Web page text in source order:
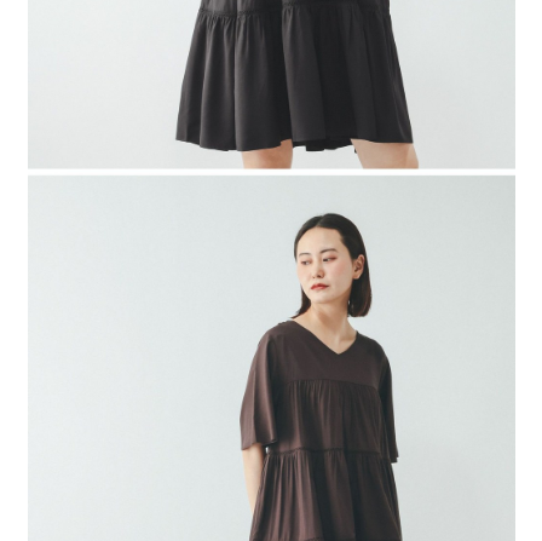
2.基於同意付款使用「大哥付你分期」之契約關係目的，商店將以您的個人
資料（包含姓名、電話或地址）提供予台灣大哥大進項蒐集、處理及利用，
由本公司與您本人進行分期帳單所需資料之確認、核對及更正。
3.完整用戶服務條款，請詳閱以下連結： https://oppay.tw/userRule
※ 交易是否成功請以「AFTEE先享後付 」之結帳頁面顯示為準，若有關於
是否繳費成功／繳費後需取消欲退款等相關疑問，請聯繫「AFTEE先享後付
https://netprotections.freshdesk.com/support/home
１．透過由恩沛科技股份有限公司提供之「AFTEE先享後付」服務完成之交
易，需依本服務之必要範圍內提供個人資料，並將交易相關給付款項請求債
權轉讓予恩沛科技股份有限公司。
３．未成年的使用者請事先徵得法定代理人或監護人之同意方可使用
「AFTEE先享後付」，若未經同意申辦者引起之損失，本公司不負相關責
４．使用「AFTEE先享後付」時，將依據個別帳號之用戶狀況，依本公司即
時審查核予不同之上限額度；若仍有額度不足之情形，本公司將視審查結果
５．嚴禁一人註冊多個帳號或使用他人資訊註冊。若發現惡意使用之情形，
恩沛科技股份有限公司將有權停止該用戶之使用額度並採取法律行動。
每筆NT$80，滿NT$1,500(含以上)免運費
每筆NT$80，滿NT$1,500(含以上)免運費